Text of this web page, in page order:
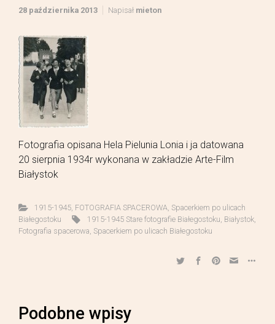
28 października 2013 Napisał mieton
Fotografia opisana Hela Pielunia Lonia i ja datowana
20 sierpnia 1934r wykonana w zakładzie Arte-Film
Białystok
1915-1945, FOTOGRAFIA SPACEROWA Spacerkiem po ulicach
Białegostoku
1915-1945 Stare fotografie Białegostoku Białystok,
Fotografia spacerowa Spacerkiem po ulicach Białegostoku
Podobne wpisy